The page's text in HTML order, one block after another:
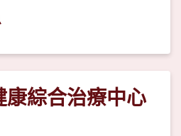
綜合治療中心